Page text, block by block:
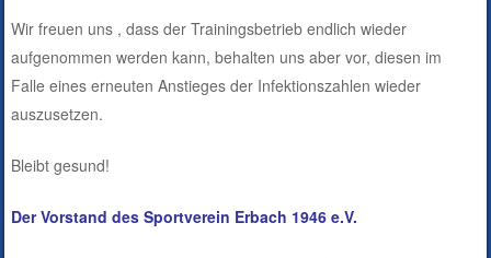
Wir freuen uns , dass der Trainingsbetrieb endlich wieder
aufgenommen werden kann, behalten uns aber vor, diesen im
Falle eines erneuten Anstieges der Infektionszahlen wieder
auszusetzen.
Bleibt gesund!
Der Vorstand des Sportverein Erbach 1946 e.V.